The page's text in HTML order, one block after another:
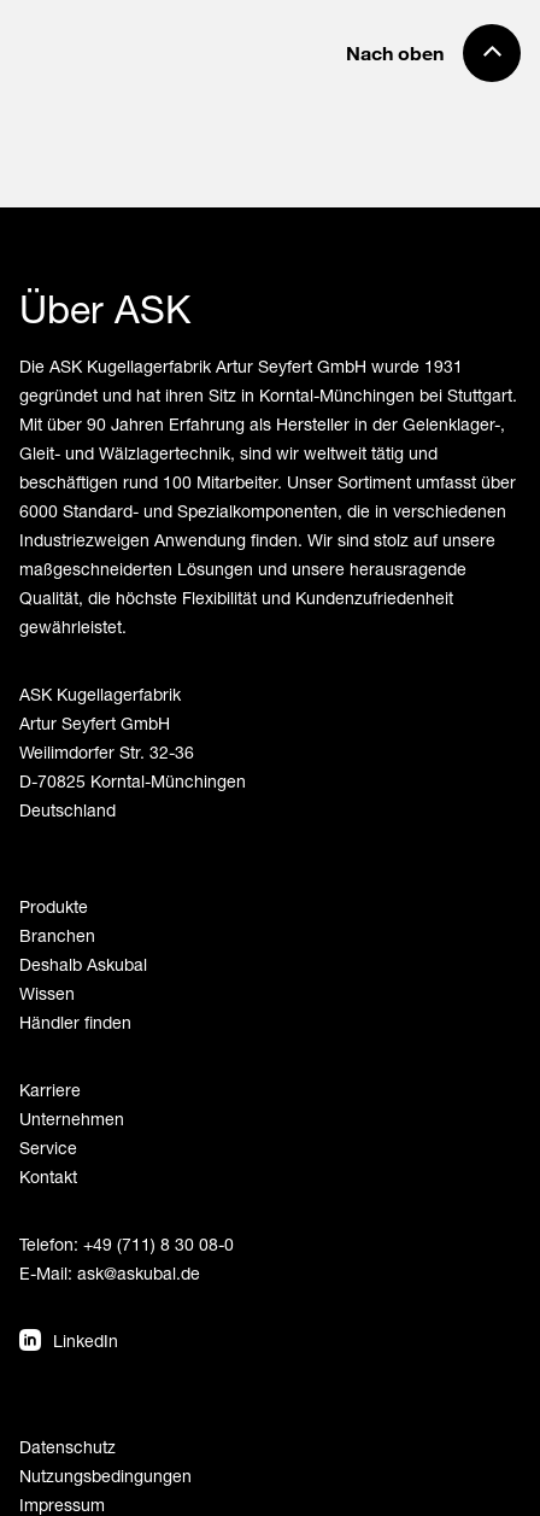
Nach oben
Über ASK
Die ASK Kugellagerfabrik Artur Seyfert GmbH wurde 1931
gegründet und hat ihren Sitz in Korntal-Münchingen bei Stuttgart.
Mit über 90 Jahren Erfahrung als Hersteller in der Gelenklager-,
Gleit- und Wälzlagertechnik, sind wir weltweit tätig und
beschäftigen rund 100 Mitarbeiter. Unser Sortiment umfasst über
6000 Standard- und Spezialkomponenten, die in verschiedenen
Industriezweigen Anwendung finden. Wir sind stolz auf unsere
maßgeschneiderten Lösungen und unsere herausragende
Qualität, die höchste Flexibilität und Kundenzufriedenheit
gewährleistet.
ASK Kugellagerfabrik
Artur Seyfert GmbH
Weilimdorfer Str. 32-36
D-70825 Korntal-Münchingen
Deutschland
Produkte
Branchen
Deshalb Askubal
Wissen
Händler finden
Karriere
Unternehmen
Service
Kontakt
Telefon: +49 (711) 8 30 08-0
E-Mail: ask@askubal.de
LinkedIn
Datenschutz
Nutzungsbedingungen
Impressum